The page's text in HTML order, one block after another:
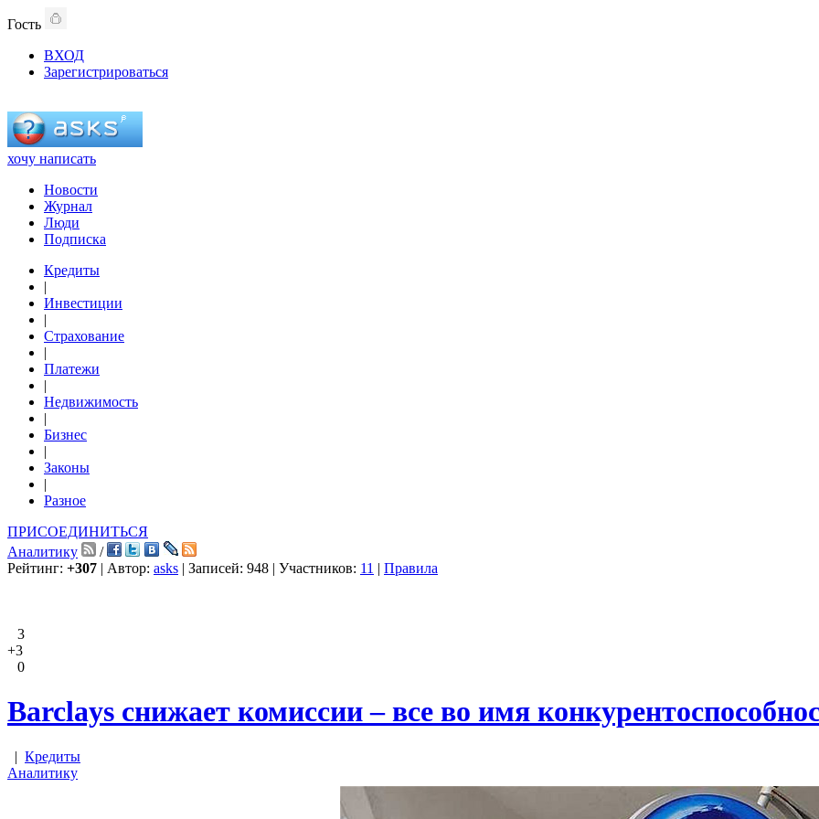
Гость
ВХОД
Зарегистрироваться
хочу написать
Новости
Журнал
Люди
Подписка
Кредиты
|
Инвестиции
|
Страхование
|
Платежи
|
Недвижимость
|
Бизнес
|
Законы
|
Разное
ПРИСОЕДИНИТЬСЯ
Аналитику
/
Рейтинг: +307 | Автор: asks | Записей: 948 | Участников: 11 | Правила
3
+3
0
Barclays снижает комиссии – все во имя
| Кредиты
Аналитику